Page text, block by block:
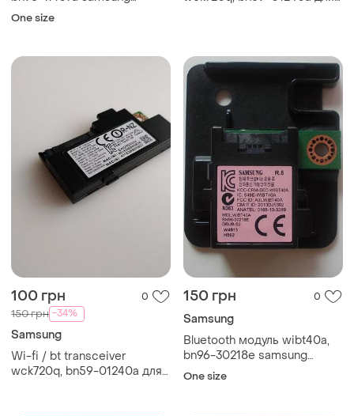
ps43d490a1w
One size
100 грн 0
150 грн -34%
Samsung
Wi-fi / bt transceiver
wck720q, bn59-01240a для
150 грн 0
Samsung
Bluetooth модуль wibt40a,
bn96-30218e samsung
ue32j6300aw
One size